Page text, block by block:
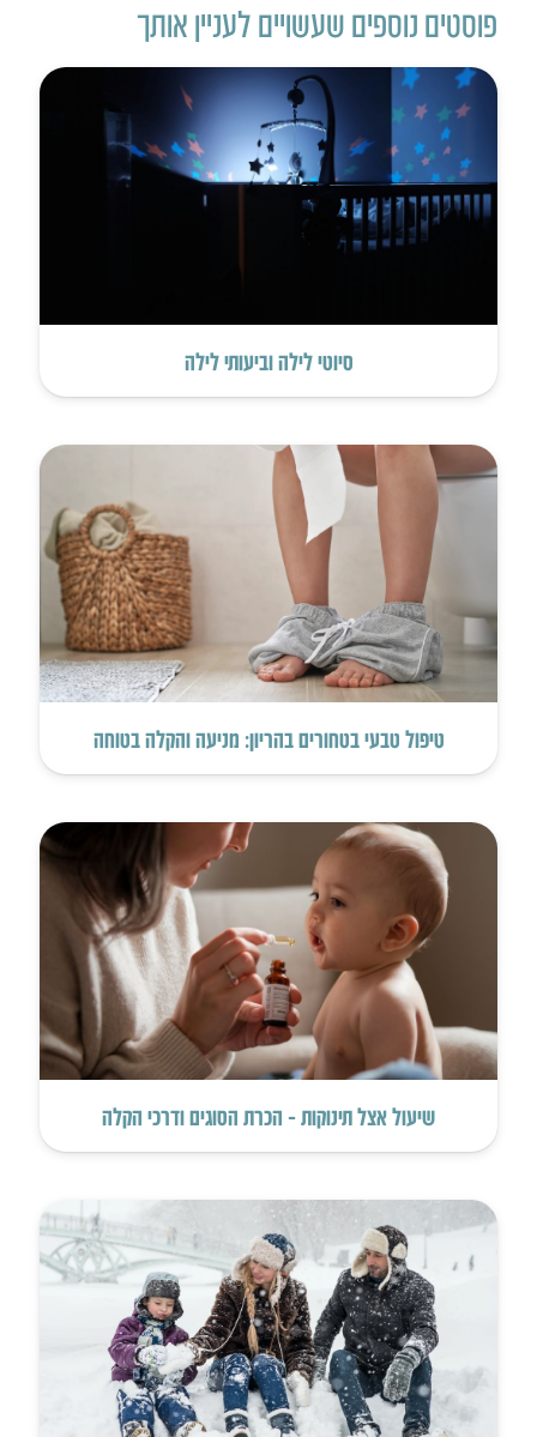
פוסטים נוספים שעשויים לעניין אותך
סיוטי לילה וביעותי לילה
טיפול טבעי בטחורים בהריון: מניעה והקלה בטוחה
שיעול אצל תינוקות – הכרת הסוגים ודרכי הקלה